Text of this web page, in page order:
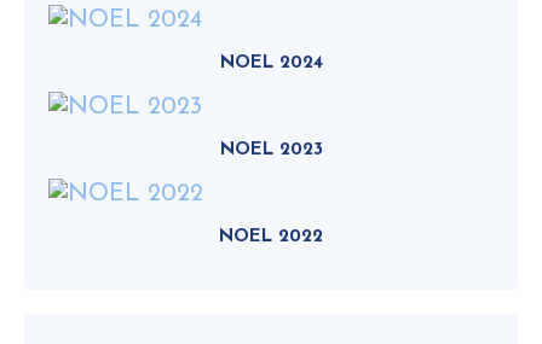
NOEL 2024
NOEL 2023
NOEL 2022